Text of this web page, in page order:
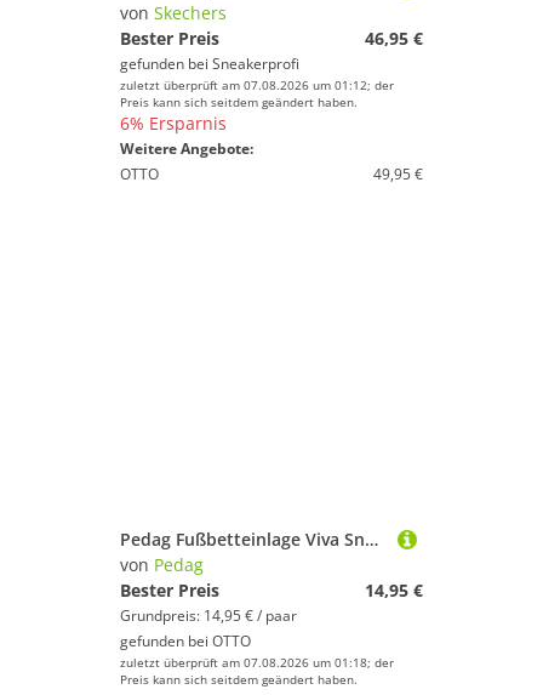
von Skechers
Bester Preis
46,95 €
gefunden bei Sneakerprofi
zuletzt überprüft am 07.08.2026 um 01:12; der
Preis kann sich seitdem geändert haben.
6% Ersparnis
Weitere Angebote:
OTTO
49,95 €
Pedag Fußbetteinlage Viva Sneaker - das frische Fußbett für den Sommer
von Pedag
Bester Preis
14,95 €
Grundpreis: 14,95 € / paar
gefunden bei OTTO
zuletzt überprüft am 07.08.2026 um 01:18; der
Preis kann sich seitdem geändert haben.